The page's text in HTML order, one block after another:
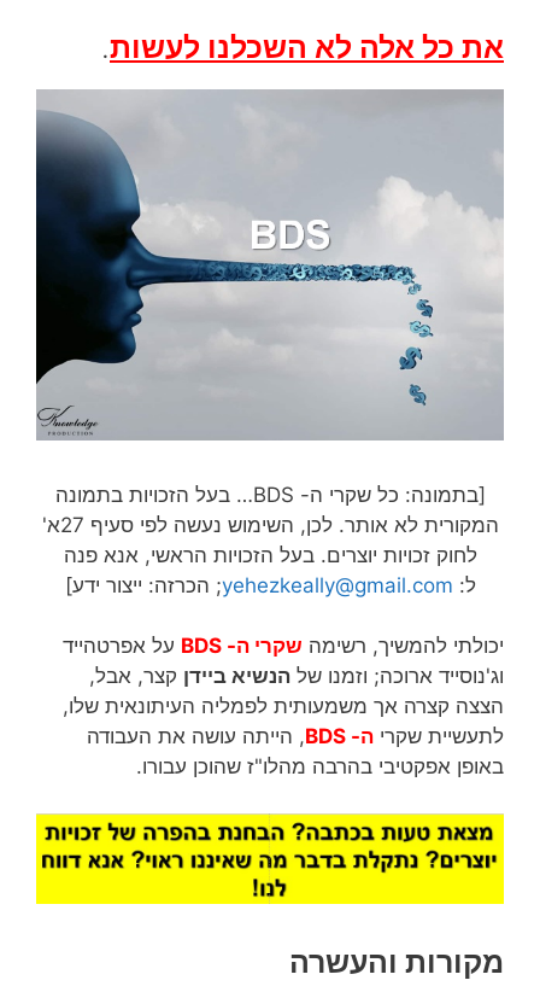
את כל אלה לא השכלנו לעשות.
[בתמונה: כל שקרי ה- BDS… בעל הזכויות בתמונה
המקורית לא אותר. לכן, השימוש נעשה לפי סעיף 27א'
לחוק זכויות יוצרים. בעל הזכויות הראשי, אנא פנה
ל: yehezkeally@gmail.com; הכרזה: ייצור ידע]
יכולתי להמשיך, רשימה שקרי ה- BDS על אפרטהייד
וג'נוסייד ארוכה; וזמנו של הנשיא ביידן קצר, אבל,
הצצה קצרה אך משמעותית לפמליה העיתונאית שלו,
לתעשיית שקרי ה- BDS, הייתה עושה את העבודה
באופן אפקטיבי בהרבה מהלו"ז שהוכן עבורו.
מקורות והעשרה